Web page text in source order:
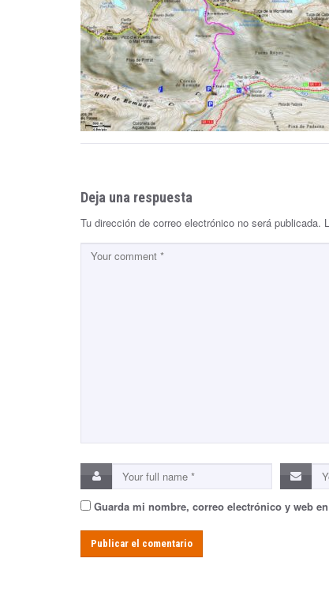
Deja una respuesta
Tu dirección de correo electrónico no será publicada.
Guarda mi nombre, correo electrónico y web